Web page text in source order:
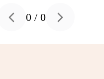
Previous slide
0 /0 Next slide